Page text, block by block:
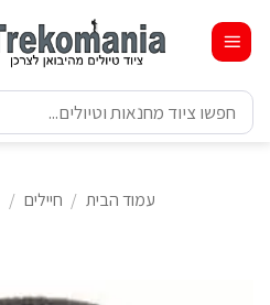
content
חיפוש
עבור:
עמוד הבית / חיילים /